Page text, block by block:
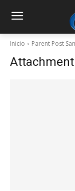
Inicio Parent Post